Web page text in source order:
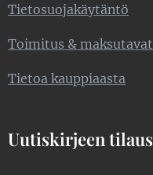
Tietosuojakäytäntö
Toimitus & maksutavat
Tietoa kauppiaasta
Uutiskirjeen tilaus